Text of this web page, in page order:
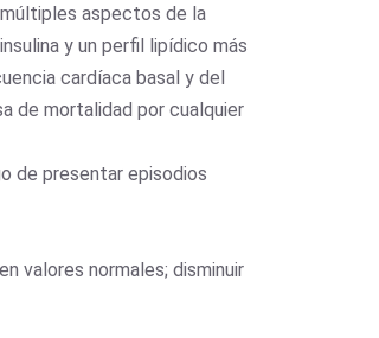
aspectos de la
y un perfil lipídico más
cardíaca basal y del
de mortalidad por cualquier
de presentar episodios
valores normales; disminuir